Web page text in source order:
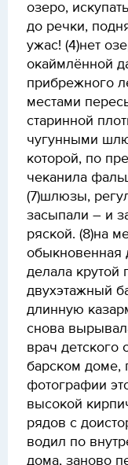
озеро,
до речки,
ужас! (4)нет
окаймлённой
прибрежного
местами
старинной
чугунными
которой, по
чеканила
(7)шлюзы,
засыпали – и
ряской. (8)на
обыкновенная
делала крутой
двухэтажный
длинную
снова
врач детского
барском доме,
фотографии
высокой
рядов с
водил по
дома, заново